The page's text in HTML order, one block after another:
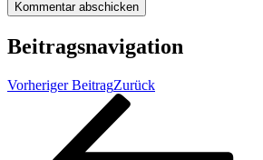
Beitragsnavigation
Vorheriger BeitragZurück